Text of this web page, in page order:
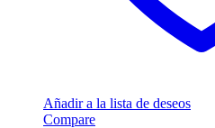
Añadir a la lista de deseos
Compare